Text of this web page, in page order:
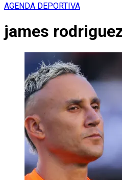
AGENDA DEPORTIVA
james